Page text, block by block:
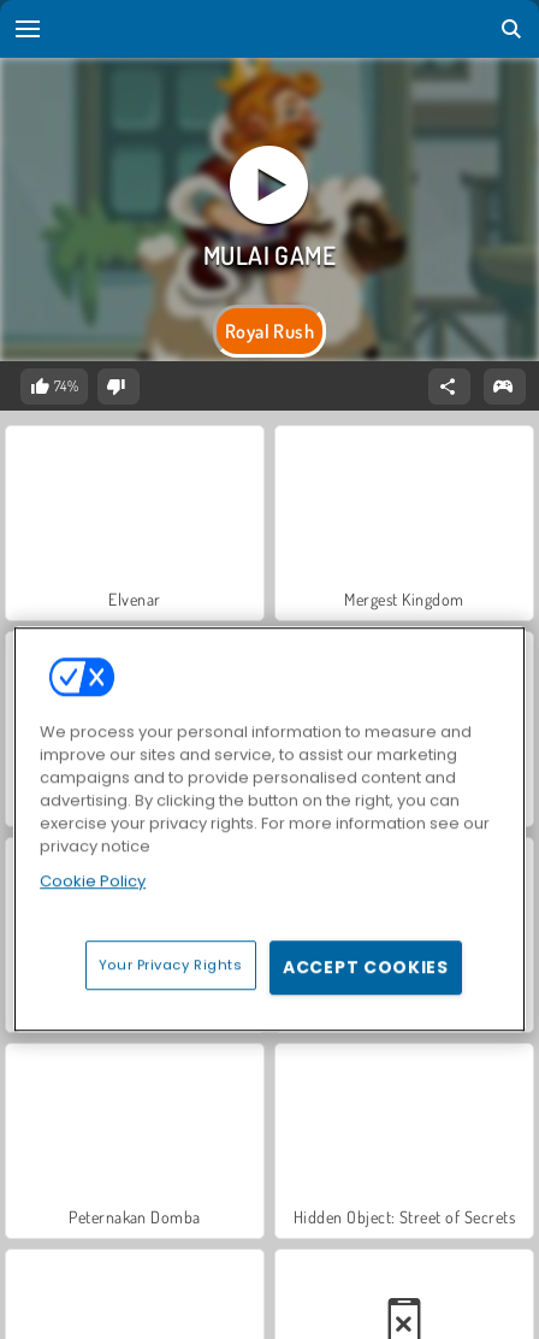
Royal Rush
74%
Elvenar Mergest Kingdom
Charm Farm VegaMix Da Vinci Puzzles
Peternakan Domba Hidden Object: Street of Secrets
We process your personal information to measure and
improve our sites and service, to assist our marketing
campaigns and to provide personalised content and
advertising. By clicking the button on the right, you can
exercise your privacy rights. For more information see our
privacy notice
Cookie Policy
Your Privacy Rights ACCEPT COOKIES